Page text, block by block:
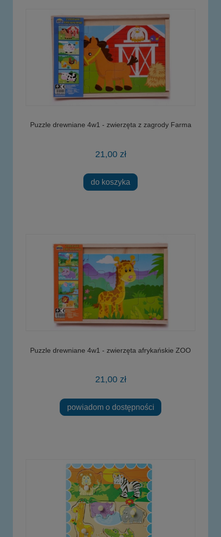
Puzzle drewniane 4w1 - zwierzęta z zagrody Farma
21,00 zł
do koszyka
Puzzle drewniane 4w1 - zwierzęta afrykańskie ZOO
21,00 zł
powiadom o dostępności